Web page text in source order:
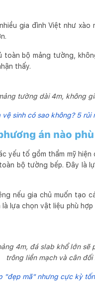
gia đình Việt như
toàn bộ mảng tường,
thấy.
tường dài 4m, không
sinh có sao không? 5
án nào
yếu tố gồm thẩm mỹ
bộ tường bếp. Đây là
nếu gia chủ muốn tạo
lựa chọn vật liệu phù
4m, đá slab khổ lớn
trông liền mạch và cân đối
"đẹp mã" nhưng cực kỳ